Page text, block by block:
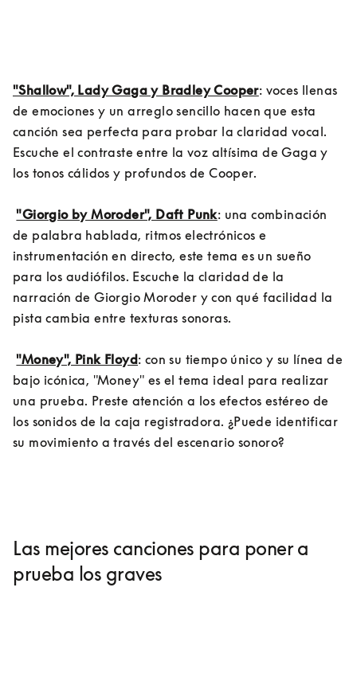
"Shallow", Lady Gaga y Bradley Cooper: voces llenas
de emociones y un arreglo sencillo hacen que esta
canción sea perfecta para probar la claridad vocal.
Escuche el contraste entre la voz altísima de Gaga y
los tonos cálidos y profundos de Cooper.
"Giorgio by Moroder", Daft Punk: una combinación
de palabra hablada, ritmos electrónicos e
instrumentación en directo, este tema es un sueño
para los audiófilos. Escuche la claridad de la
narración de Giorgio Moroder y con qué facilidad la
pista cambia entre texturas sonoras.
"Money", Pink Floyd: con su tiempo único y su línea de
bajo icónica, "Money" es el tema ideal para realizar
una prueba. Preste atención a los efectos estéreo de
los sonidos de la caja registradora. ¿Puede identificar
su movimiento a través del escenario sonoro?
Las mejores canciones para poner a
prueba los graves